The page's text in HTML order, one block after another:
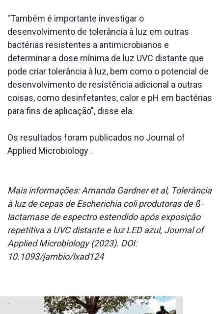
"Também é importante investigar o
desenvolvimento de tolerância à luz em outras
bactérias resistentes a antimicrobianos e
determinar a dose mínima de luz UVC distante que
pode criar tolerância à luz, bem como o potencial de
desenvolvimento de resistência adicional a outras
coisas, como desinfetantes, calor e pH em bactérias
para fins de aplicação", disse ela.
Os resultados foram publicados no Journal of
Applied Microbiology .
Mais informações: Amanda Gardner et al, Tolerância
à luz de cepas de Escherichia coli produtoras de ß-
lactamase de espectro estendido após exposição
repetitiva a UVC distante e luz LED azul, Journal of
Applied Microbiology (2023). DOI:
10.1093/jambio/lxad124